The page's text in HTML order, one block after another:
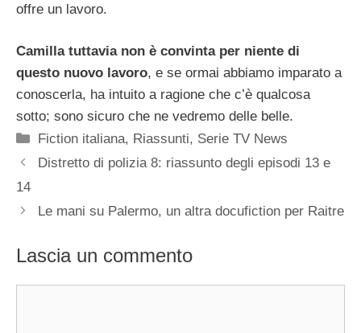
offre un lavoro.
Camilla tuttavia non è convinta per niente di
questo nuovo lavoro, e se ormai abbiamo imparato a
conoscerla, ha intuito a ragione che c’è qualcosa
sotto; sono sicuro che ne vedremo delle belle.
Categorie
Fiction italiana, Riassunti, Serie TV News
Distretto di polizia 8: riassunto degli episodi 13 e
14
Le mani su Palermo, un altra docufiction per Raitre
Lascia un commento